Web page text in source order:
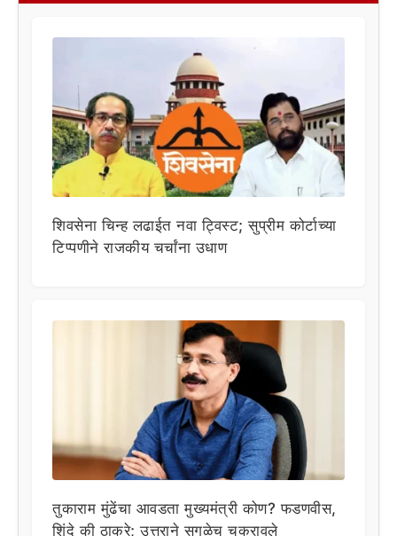
शिवसेना चिन्ह लढाईत नवा ट्विस्ट; सुप्रीम कोर्टाच्या
टिप्पणीने राजकीय चर्चांना उधाण
तुकाराम मुंढेंचा आवडता मुख्यमंत्री कोण? फडणवीस,
शिंदे की ठाकरे; उत्तराने सगळेच चक्रावले